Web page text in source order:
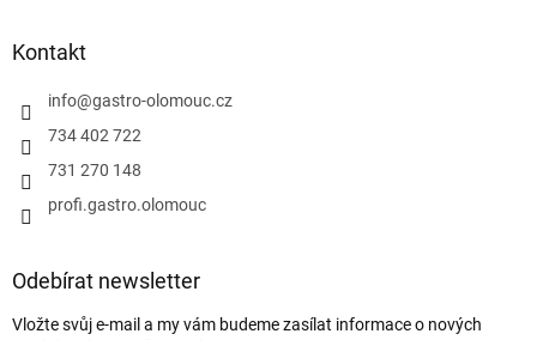
Kontakt
info@gastro-olomouc.cz
734 402 722
731 270 148
profi.gastro.olomouc
Odebírat newsletter
Vložte svůj e-mail a my vám budeme zasílat informace o nových